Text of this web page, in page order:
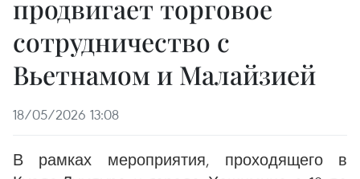
продвигает торговое
сотрудничество с
Вьетнамом и Малайзией
18/05/2026 13:08
В рамках мероприятия, проходящего в